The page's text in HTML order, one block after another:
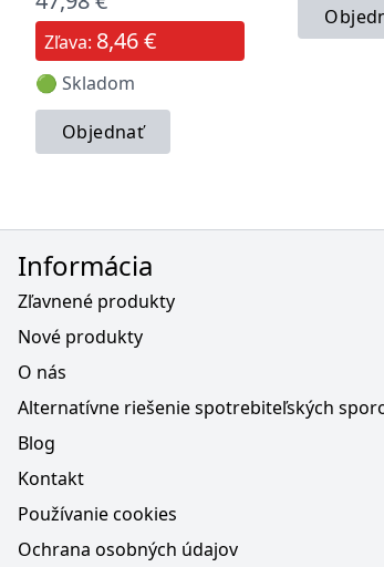
Zľava: 8,46 €
🟢 Skladom
Objednať
Informácia
Zľavnené produkty
Nové produkty
O nás
Alternatívne riešenie spotrebiteľských
Blog
Kontakt
Používanie cookies
Ochrana osobných údajov